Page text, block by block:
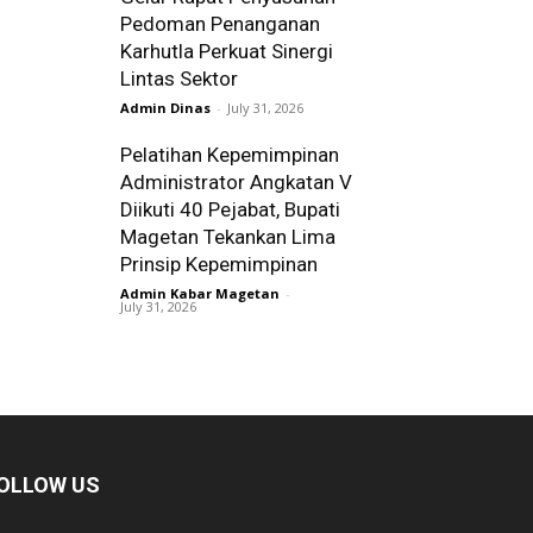
Pedoman Penanganan
Karhutla Perkuat Sinergi
Lintas Sektor
Admin Dinas - July 31, 2026
Pelatihan Kepemimpinan
Administrator Angkatan V
Diikuti 40 Pejabat, Bupati
Magetan Tekankan Lima
Prinsip Kepemimpinan
Admin Kabar Magetan -
July 31, 2026
US